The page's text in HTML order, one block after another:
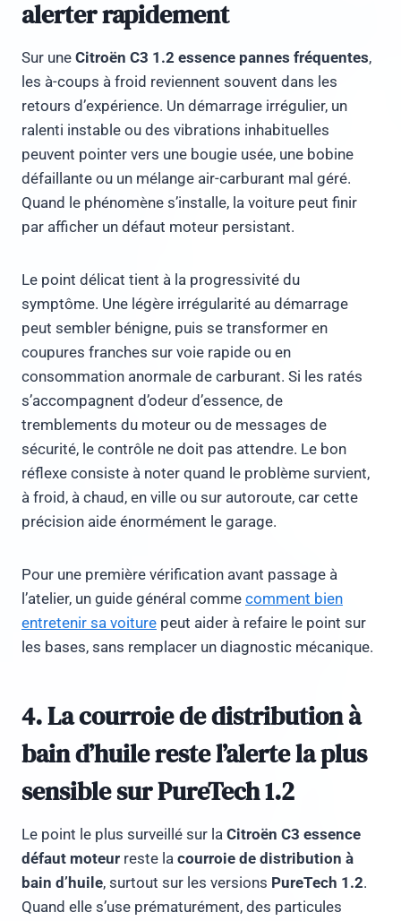
alerter rapidement
Sur une Citroën C3 1.2 essence pannes fréquentes,
les à-coups à froid reviennent souvent dans les
retours d’expérience. Un démarrage irrégulier, un
ralenti instable ou des vibrations inhabituelles
peuvent pointer vers une bougie usée, une bobine
défaillante ou un mélange air-carburant mal géré.
Quand le phénomène s’installe, la voiture peut finir
par afficher un défaut moteur persistant.
Le point délicat tient à la progressivité du
symptôme. Une légère irrégularité au démarrage
peut sembler bénigne, puis se transformer en
coupures franches sur voie rapide ou en
consommation anormale de carburant. Si les ratés
s’accompagnent d’odeur d’essence, de
tremblements du moteur ou de messages de
sécurité, le contrôle ne doit pas attendre. Le bon
réflexe consiste à noter quand le problème survient,
à froid, à chaud, en ville ou sur autoroute, car cette
précision aide énormément le garage.
Pour une première vérification avant passage à
l’atelier, un guide général comme comment bien
entretenir sa voiture peut aider à refaire le point sur
les bases, sans remplacer un diagnostic mécanique.
4. La courroie de distribution à
bain d’huile reste l’alerte la plus
sensible sur PureTech 1.2
Le point le plus surveillé sur la Citroën C3 essence
défaut moteur reste la courroie de distribution à
bain d’huile, surtout sur les versions PureTech 1.2.
Quand elle s’use prématurément, des particules